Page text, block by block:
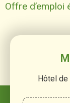
Offre d’emploi
Hôtel